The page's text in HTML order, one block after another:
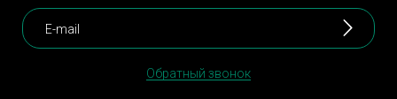
Обратный звонок